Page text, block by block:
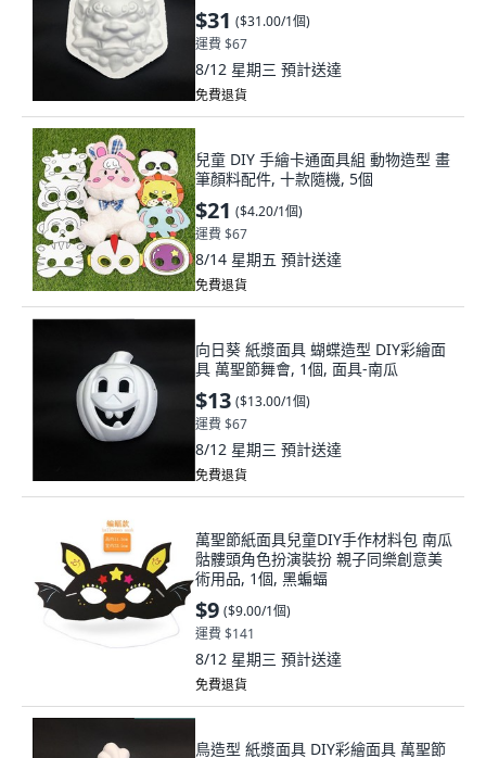
$31 ($31.00/1個)
運費 $67
8/12 星期三 預計送達
免費退貨
兒童 DIY 手繪卡通面具組 動物造型 畫
筆顏料配件, 十款隨機, 5個
$21 ($4.20/1個)
運費 $67
8/14 星期五 預計送達
免費退貨
向日葵 紙漿面具 蝴蝶造型 DIY彩繪面
具 萬聖節舞會, 1個, 面具-南瓜
$13 ($13.00/1個)
運費 $67
8/12 星期三 預計送達
免費退貨
萬聖節紙面具兒童DIY手作材料包 南瓜
骷髏頭角色扮演裝扮 親子同樂創意美
術用品, 1個, 黑蝙蝠
$9 ($9.00/1個)
運費 $141
8/12 星期三 預計送達
免費退貨
鳥造型 紙漿面具 DIY彩繪面具 萬聖節